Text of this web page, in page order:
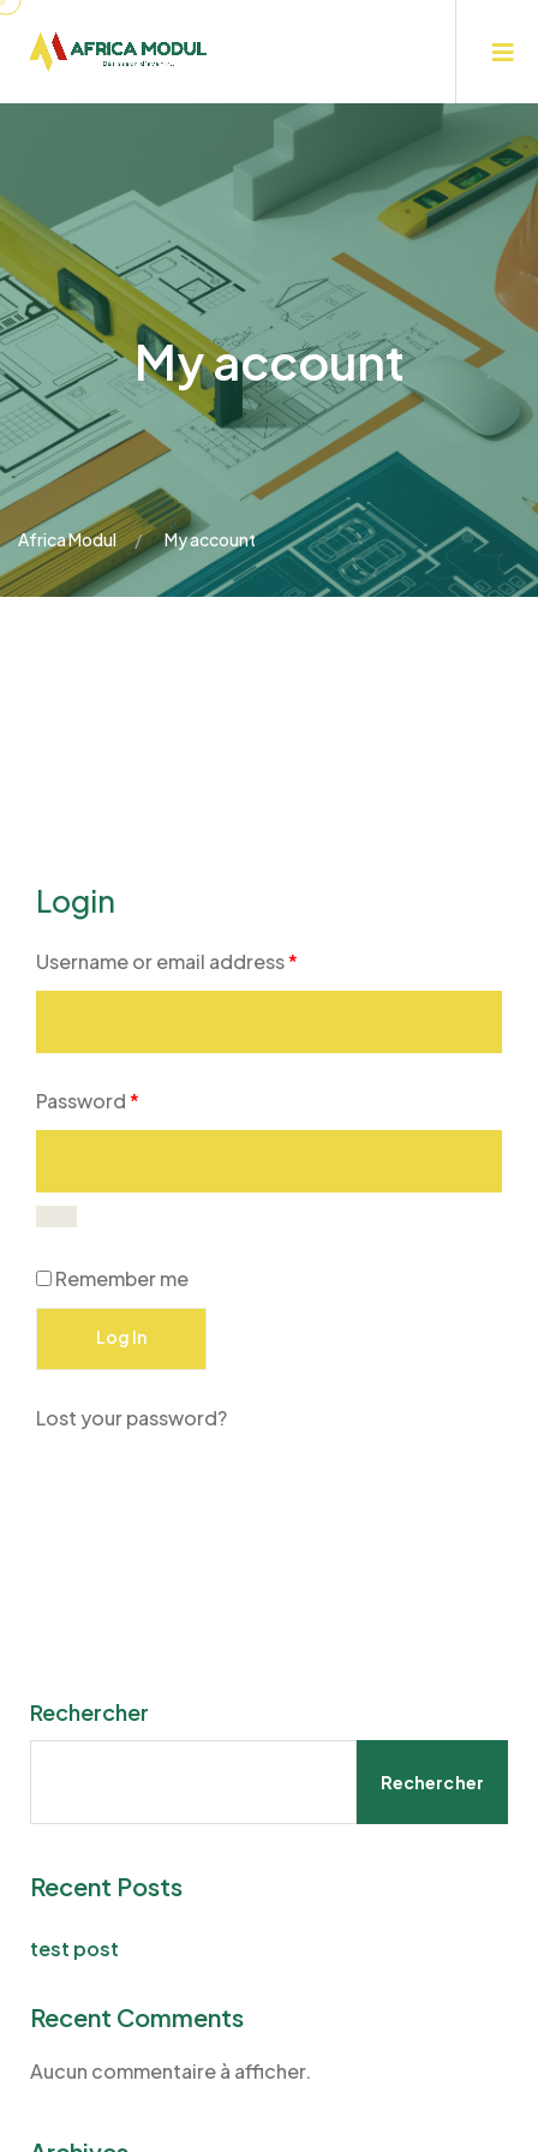
My account
Africa Modul My account
Login
Username or email address*
Password*
Remember me
Log In
Lost your password?
Rechercher
Rechercher
Recent Posts
test post
Recent Comments
Aucun commentaire à afficher.